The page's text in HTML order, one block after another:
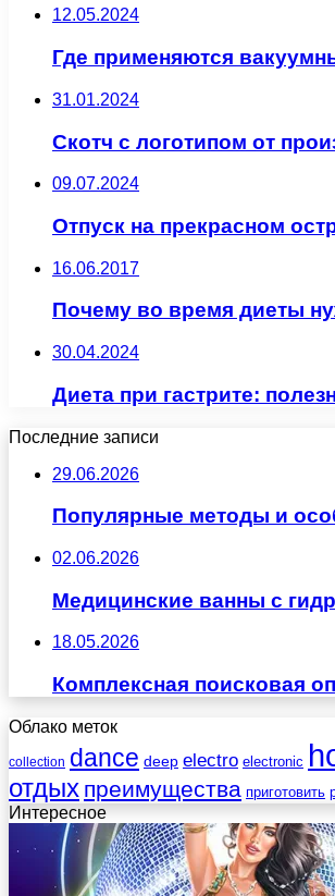
12.05.2024
Где применяются
31.01.2024
Скотч с логотипом от
09.07.2024
Отпуск на прекрасном
16.06.2017
Почему во время диеты
30.04.2024
Диета при гастрите:
Последние записи
29.06.2026
Популярные методы и
02.06.2026
Медицинские ванны с
18.05.2026
Комплексная поисковая
Облако меток
collection dance deep electro electronic
отдых преимущества приготовить
Интересное